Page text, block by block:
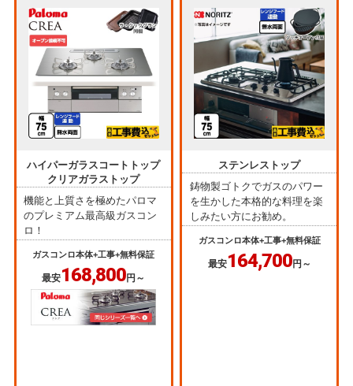
ハイパーガラスコートトップ
クリアガラストップ
機能と上質さを極めたパロマ
のプレミアム最高級ガスコン
ロ！
ガスコンロ本体+工事+無料保証
最安168,800円～
ステンレストップ
鋳物製ゴトクでガスのパワー
を生かした本格的な料理を楽
しみたい方にお勧め。
ガスコンロ本体+工事+無料保証
最安164,700円～